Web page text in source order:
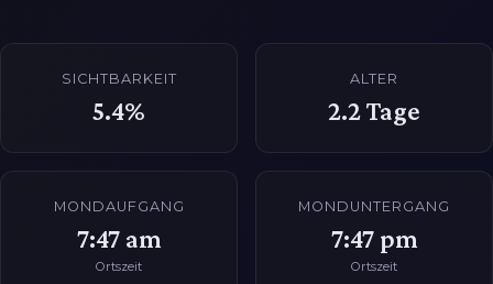
SICHTBARKEIT
5.4%
ALTER
2.2Tage
MONDAUFGANG
7:47 am
Ortszeit
MONDUNTERGANG
7:47 pm
Ortszeit